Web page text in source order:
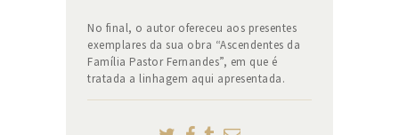
No final, o autor ofereceu aos presentes
exemplares da sua obra “Ascendentes da
Família Pastor Fernandes”, em que é
tratada a linhagem aqui apresentada.